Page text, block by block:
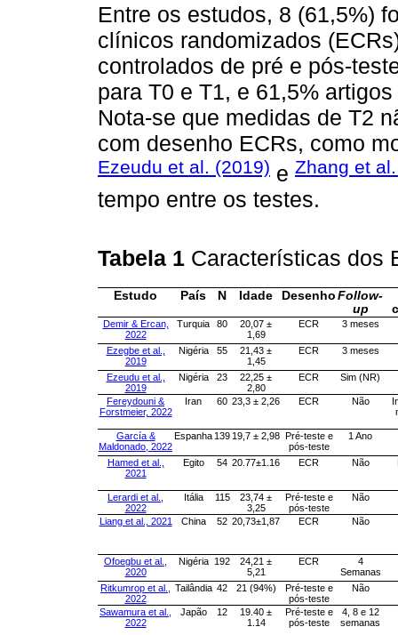
Entre os estudos, 8 (61,5%)
clínicos randomizados
controlados de pré e pós-
para T0 e T1, e 61,5%
Nota-se que medidas de T2
com desenho ECRs, como
Ezeudu et al. (2019) e Zhang et
tempo entre os testes.
Tabela 1 Características dos
Estudo País N Idade Desenho Follow-
up
Demir & Ercan,
2022
Turquia 80
20,07 ±
1,69
ECR 3 meses
Ezegbe et al.,
2019
Nigéria 55
21,43 ±
1,45
ECR 3 meses
Ezeudu et al.,
2019
Nigéria 23
22,25 ±
2,80
ECR Sim (NR)
Fereydouni &
Forstmeier, 2022
Iran 60 23,3 ± 2,26 ECR Não
García &
Maldonado, 2022
Espanha 139 19,7 ± 2,98 Pré-teste e
pós-teste
1 Ano
Hamed et al.,
2021
Egito 54 20.77±1.16 ECR Não
Lerardi et al.,
2022
Itália 115
23,74 ±
3,25
Pré-teste e
pós-teste
Não
Liang et al., 2021 China 52 20,73±1,87 ECR Não
Ofoegbu et al.,
2020
Nigéria 192
24,21 ±
5,21
ECR
4
Semanas
Ritkumrop et al.,
2022
Tailândia 42 21 (94%)
Pré-teste e
pós-teste
Não
Sawamura et al.,
2022
Japão 12
19.40 ±
1.14
Pré-teste e
pós-teste
4, 8 e 12
semanas